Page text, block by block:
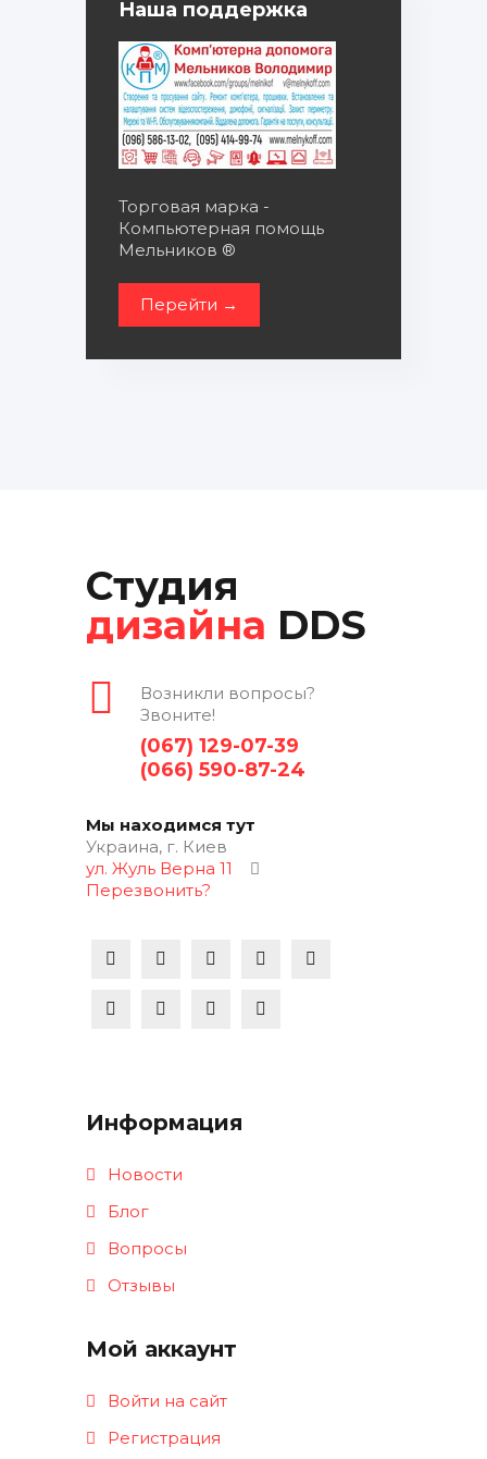
Наша поддержка
Торговая марка -
Компьютерная помощь
Мельников ®
Перейти →
Студия
дизайна DDS
Возникли вопросы?
Звоните!
(067) 129-07-39
(066) 590-87-24
Мы находимся тут
Украина, г. Киев
ул. Жуль Верна 11
Перезвонить?
Информация
Новости
Блог
Вопросы
Отзывы
Мой аккаунт
Войти на сайт
Регистрация